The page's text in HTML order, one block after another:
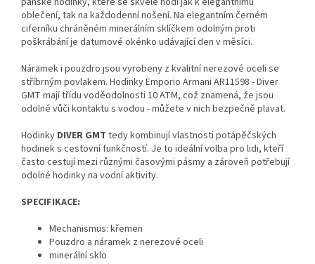
oblečení, tak na každodenní nošení. Na elegantním černém
ciferníku chráněném minerálním sklíčkem odolným proti
poškrábání je datumové okénko udávající den v měsíci.
Náramek i pouzdro jsou vyrobeny z kvalitní nerezové oceli se
stříbrným povlakem. Hodinky Emporio Armani AR11598 - Diver
GMT mají třídu voděodolnosti 10 ATM, což znamená, že jsou
odolné vůči kontaktu s vodou - můžete v nich bezpečně plavat.
Hodinky DIVER GMT tedy kombinují vlastnosti potápěčských
hodinek s cestovní funkčností. Je to ideální volba pro lidi, kteří
často cestují mezi různými časovými pásmy a zároveň potřebují
odolné hodinky na vodní aktivity.
SPECIFIKACE:
Mechanismus: křemen
Pouzdro a náramek z nerezové oceli
minerální sklo